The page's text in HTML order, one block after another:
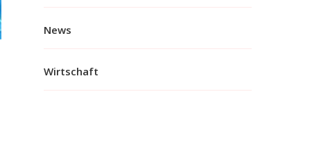
News
Wirtschaft